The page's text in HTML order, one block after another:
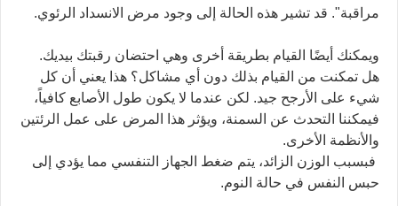
مراقبة". قد تشير هذه الحالة إلى وجود مرض الانسداد الرئوي.
ويمكنك أيضًا القيام بطريقة أخرى وهي احتضان رقبتك بيديك.
هل تمكنت من القيام بذلك دون أي مشاكل؟ هذا يعني أن كل
شيء على الأرجح جيد. لكن عندما لا يكون طول الأصابع كافياً،
فيمكننا التحدث عن السمنة، ويؤثر هذا المرض على عمل الرئتين
والأنظمة الأخرى.
فبسبب الوزن الزائد، يتم ضغط الجهاز التنفسي مما يؤدي إلى
حبس النفس في حالة النوم.